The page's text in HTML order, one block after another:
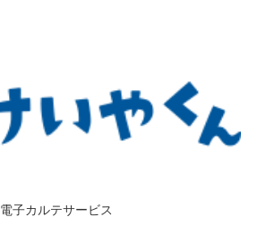
電子カルテサービス